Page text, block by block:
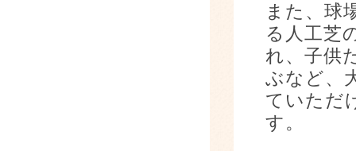
また、球
る人工芝
れ、子供
ぶなど、
ていただ
す。